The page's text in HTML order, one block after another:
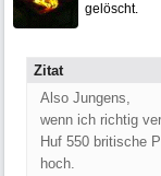
gelöscht.
Zitat
Also Jungens,
wenn ich richtig
Huf 550 britische
hoch.